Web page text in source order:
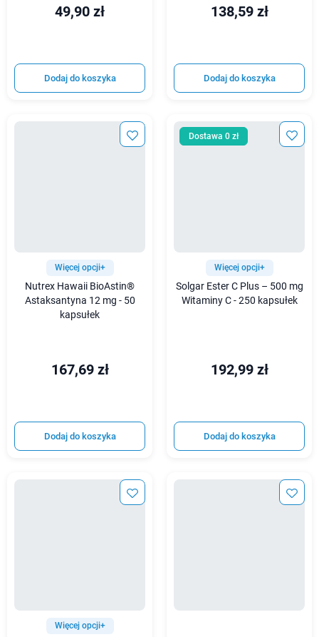
49,90 zł
Dodaj do koszyka
138,59 zł
Dodaj do koszyka
Więcej opcji+
Nutrex Hawaii BioAstin®
Astaksantyna 12 mg - 50
kapsułek
167,69 zł
Dodaj do koszyka
Dostawa 0 zł
Więcej opcji+
Solgar Ester C Plus – 500 mg
Witaminy C - 250 kapsułek
192,99 zł
Dodaj do koszyka
Więcej opcji+